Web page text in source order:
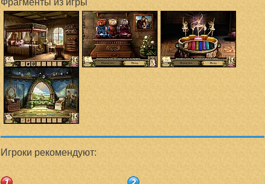
Фрагменты из игры
Игроки рекомендуют: